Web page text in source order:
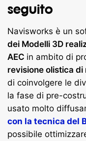
seguito
Navisworks è un
dei Modelli 3D
AEC in ambito di
revisione olistica
di coinvolgere le
la fase di pre-
usato molto
con la tecnica del
possibile